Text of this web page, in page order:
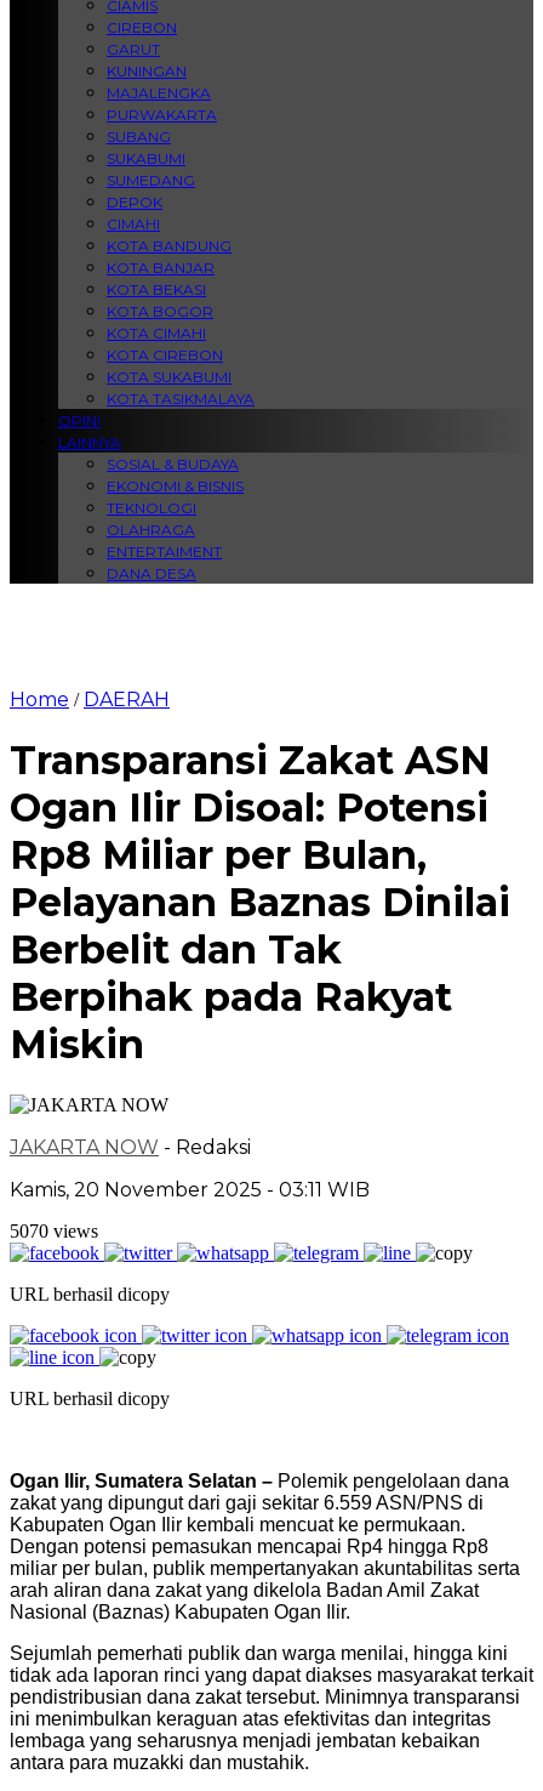
CIAMIS
CIREBON
GARUT
KUNINGAN
MAJALENGKA
PURWAKARTA
SUBANG
SUKABUMI
SUMEDANG
DEPOK
CIMAHI
KOTA BANDUNG
KOTA BANJAR
KOTA BEKASI
KOTA BOGOR
KOTA CIMAHI
KOTA CIREBON
KOTA SUKABUMI
KOTA TASIKMALAYA
OPINI
LAINNYA
SOSIAL & BUDAYA
EKONOMI & BISNIS
TEKNOLOGI
OLAHRAGA
ENTERTAIMENT
DANA DESA
Home / DAERAH
Transparansi Zakat ASN
Ogan Ilir Disoal: Potensi
Rp8 Miliar per Bulan,
Pelayanan Baznas Dinilai
Berbelit dan Tak
Berpihak pada Rakyat
Miskin
JAKARTA NOW - Redaksi
Kamis, 20 November 2025 - 03:11 WIB
5070 views
URL berhasil dicopy
URL berhasil dicopy
Ogan Ilir, Sumatera Selatan – Polemik pengelolaan dana
zakat yang dipungut dari gaji sekitar 6.559 ASN/PNS di
Kabupaten Ogan Ilir kembali mencuat ke permukaan.
Dengan potensi pemasukan mencapai Rp4 hingga Rp8
miliar per bulan, publik mempertanyakan akuntabilitas serta
arah aliran dana zakat yang dikelola Badan Amil Zakat
Nasional (Baznas) Kabupaten Ogan Ilir.
Sejumlah pemerhati publik dan warga menilai, hingga kini
tidak ada laporan rinci yang dapat diakses masyarakat terkait
pendistribusian dana zakat tersebut. Minimnya transparansi
ini menimbulkan keraguan atas efektivitas dan integritas
lembaga yang seharusnya menjadi jembatan kebaikan
antara para muzakki dan mustahik.